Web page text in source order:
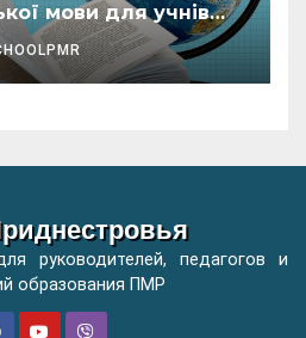
мови для учнів
організацій
руководителей, педагогов и
образования ПМР